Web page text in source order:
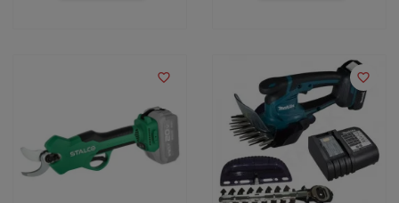
favorite_border favorite_border